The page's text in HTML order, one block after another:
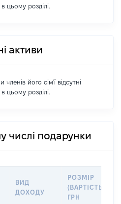
цьому розділі.
активи
його сім'ї відсутні
цьому розділі.
числі подарунки
ВИД
ДОХОДУ
РОЗМІР
(ВАРТІСТЬ),
ГРН